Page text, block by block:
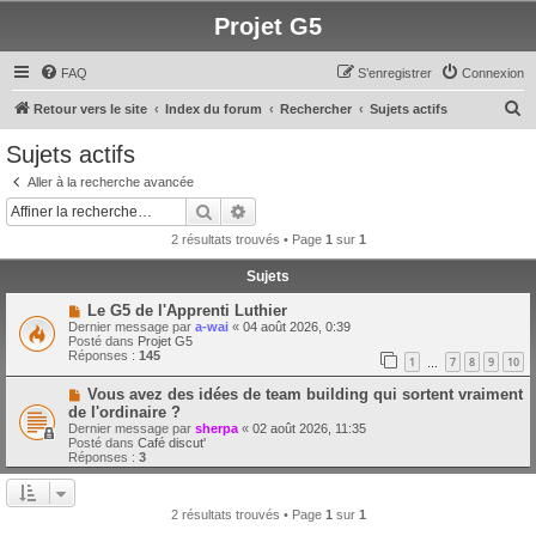
Projet G5
FAQ Connexion
S’enregistrer
Retour vers le site Index du forum Rechercher Sujets actifs
Sujets actifs
Aller à la recherche avancée
Rechercher
2 résultats trouvés • Page 1 sur 1
Sujets
N
o
u
v
e
a
u
m
e
s
s
a
Le G5 de l'Apprenti Luthier
Dernier message par a-wai « 04 août 2026, 0:39
Posté dans Projet G5
Réponses : 145 1 7 8 9 10
N
u
v
e
a
u
Vous avez des idées de team building qui sortent vraiment
de l'ordinaire ?
Dernier message par sherpa « 02 août 2026, 11:35
Posté dans Café discut'
Réponses : 3
2 résultats trouvés • Page 1 sur 1